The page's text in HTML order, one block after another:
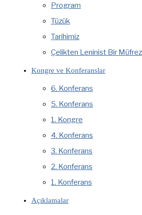
Program
Tüzük
Tarihimiz
Çelikten Leninist Bir
Kongre ve Konferanslar
6. Konferans
5. Konferans
1. Kongre
4. Konferans
3. Konferans
2. Konferans
1. Konferans
Açıklamalar